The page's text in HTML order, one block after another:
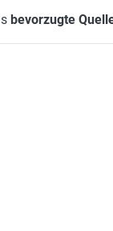
bevorzugte